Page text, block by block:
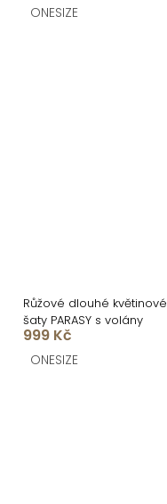
ONESIZE
Růžové dlouhé květinové
šaty PARASY s volány
999 Kč
ONESIZE